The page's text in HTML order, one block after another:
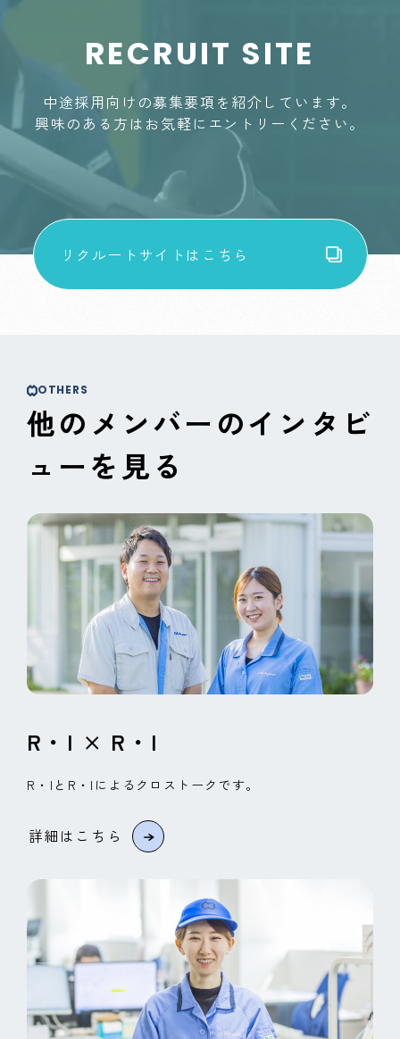
RECRUIT SITE
中途採用向けの募集要項を紹介しています。
興味のある方はお気軽にエントリーください。
リクルートサイトはこちら
OTHERS
他のメンバーのインタビ
ューを見る
R・I × R・I
R・IとR・Iによるクロストークです。
詳細はこちら